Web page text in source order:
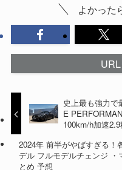
よかった
史上最も強力
E
100km/h加速
2024年 前半がやばすぎる！
デル フルモデルチェンジ ・
とめ 予想